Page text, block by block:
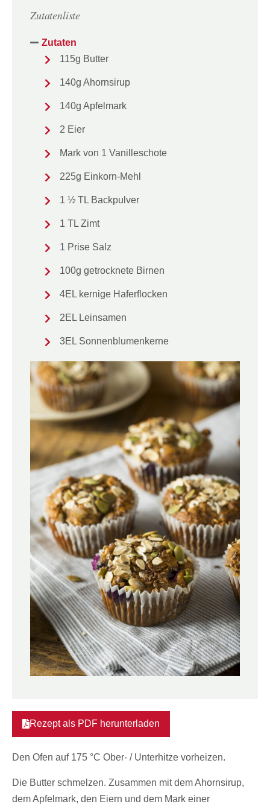
Zutatenliste
Zutaten
115g Butter
140g Ahornsirup
140g Apfelmark
2 Eier
Mark von 1 Vanilleschote
225g Einkorn-Mehl
1 ½ TL Backpulver
1 TL Zimt
1 Prise Salz
100g getrocknete Birnen
4EL kernige Haferflocken
2EL Leinsamen
3EL Sonnenblumenkerne
Rezept als PDF herunterladen
Den Ofen auf 175 °C Ober- / Unterhitze vorheizen.
Die Butter schmelzen. Zusammen mit dem Ahornsirup,
dem Apfelmark, den Eiern und dem Mark einer